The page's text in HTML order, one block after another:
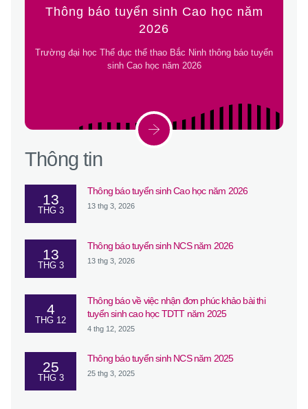
Thông báo tuyển sinh Cao học năm
2026
Trường đại học Thể dục thể thao Bắc Ninh thông báo tuyển
sinh Cao học năm 2026
Thông tin
13
THG 3
Thông báo tuyển sinh Cao học năm 2026
13 thg 3, 2026
13
THG 3
Thông báo tuyển sinh NCS năm 2026
13 thg 3, 2026
4
THG 12
Thông báo về việc nhận đơn phúc khảo bài thi
tuyển sinh cao học TDTT năm 2025
4 thg 12, 2025
25
THG 3
Thông báo tuyển sinh NCS năm 2025
25 thg 3, 2025